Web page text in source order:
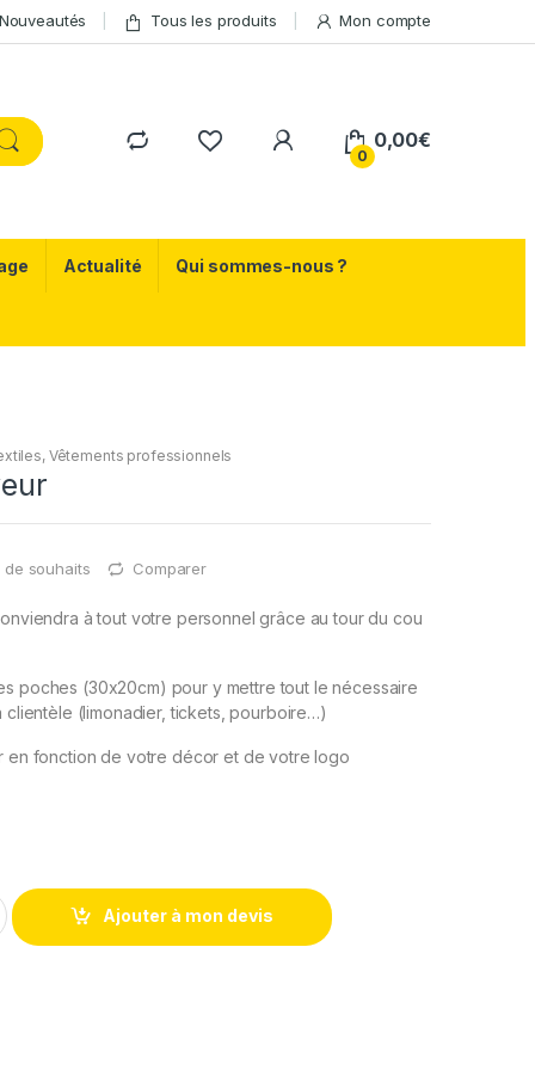
Tous les produits Mon compte
0
0,00€
Actualité Qui sommes-nous ?
, Vêtements professionnels
de souhaits Comparer
à tout votre personnel grâce au tour du cou
poches (30x20cm) pour y mettre tout le nécessaire
(limonadier, tickets, pourboire…)
en fonction de votre décor et de votre logo
Ajouter à mon devis